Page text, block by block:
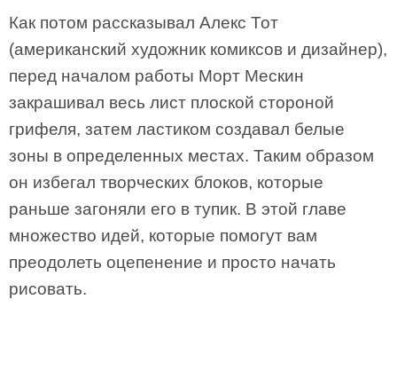
Как потом рассказывал Алекс Тот
(американский художник комиксов и дизайнер),
перед началом работы Морт Мескин
закрашивал весь лист плоской стороной
грифеля, затем ластиком создавал белые
зоны в определенных местах. Таким образом
он избегал творческих блоков, которые
раньше загоняли его в тупик. В этой главе
множество идей, которые помогут вам
преодолеть оцепенение и просто начать
рисовать.